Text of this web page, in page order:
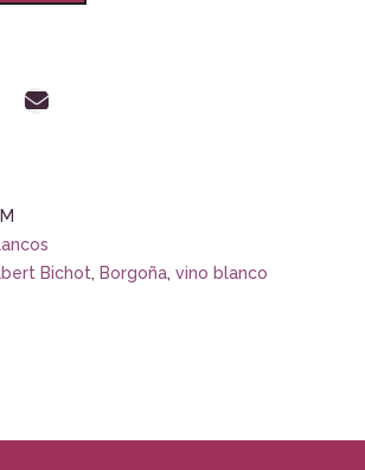
Bichot, Borgoña, vino blanco